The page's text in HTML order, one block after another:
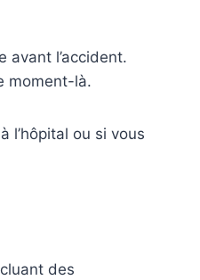
avant l’accident.
moment-là.
l’hôpital ou si vous
des